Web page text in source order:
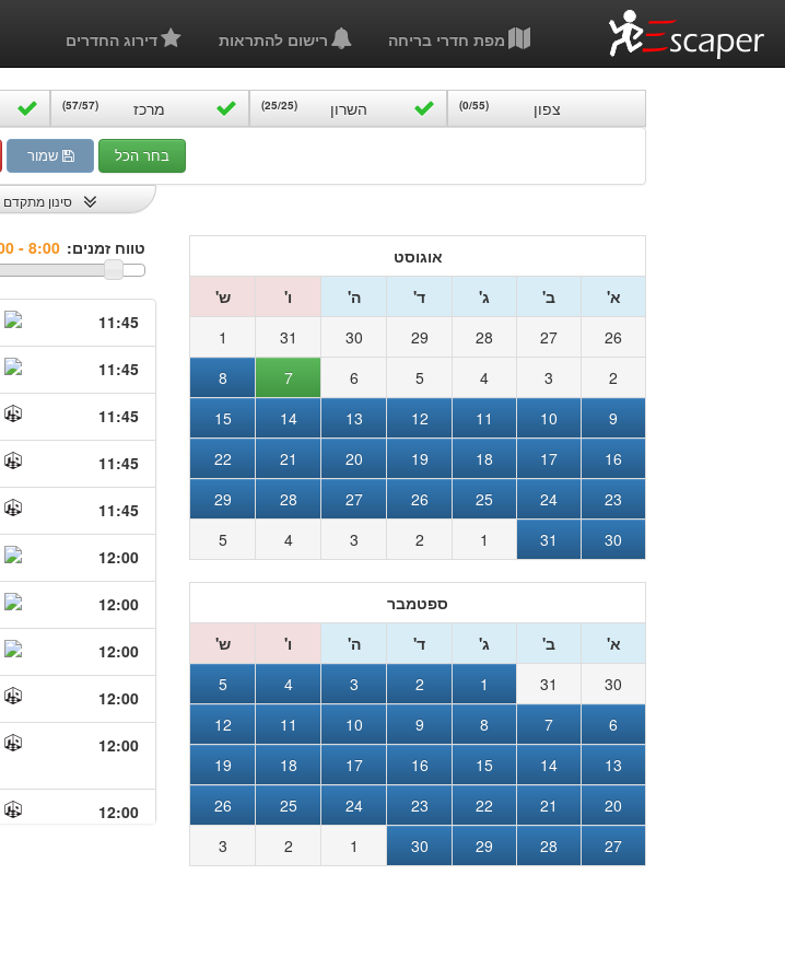
מפת חדרי בריחה רישום להתראות דירוג החדרים
צפון (0/55) השרון (25/25) מרכז (57/57)
בחר הכל שמור
סינון מתקדם
אוגוסט
א'
ב' ג' ד' ה' ו'
ש'
26
27
28
29
30
31
1
2
3
4
5
6
7
8
9
10
11
12
13
14
15
16
17
18
19
20
21
22
23
24
25
26
27
28
29
30
31
1
2
3
4
5
ספטמבר
א'
ב' ג' ד' ה' ו'
ש'
30
31
1
2
3
4
5
6
7
8
9
10
11
12
13
14
15
16
17
18
19
20
21
22
23
24
25
26
27
28
29
30
1
2
3
טווח זמנים:
11:45
11:45
11:45
11:45
11:45
12:00
12:00
12:00
12:00
12:00
12:00